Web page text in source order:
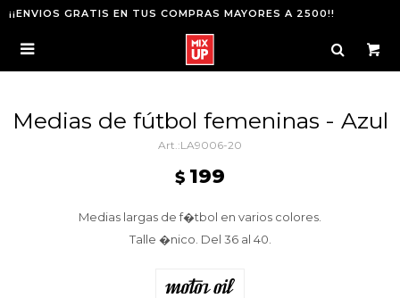
¡¡ENVIOS GRATIS EN TUS COMPRAS MAYORES A 2500!!

Medias de fútbol femeninas - Azul
LA9006-20
$ 199
Medias largas de f�tbol en varios colores.
Talle �nico. Del 36 al 40.